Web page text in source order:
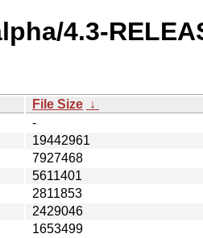
4.3-
File Size ↓
-
19442961
7927468
5611401
2811853
2429046
1653499